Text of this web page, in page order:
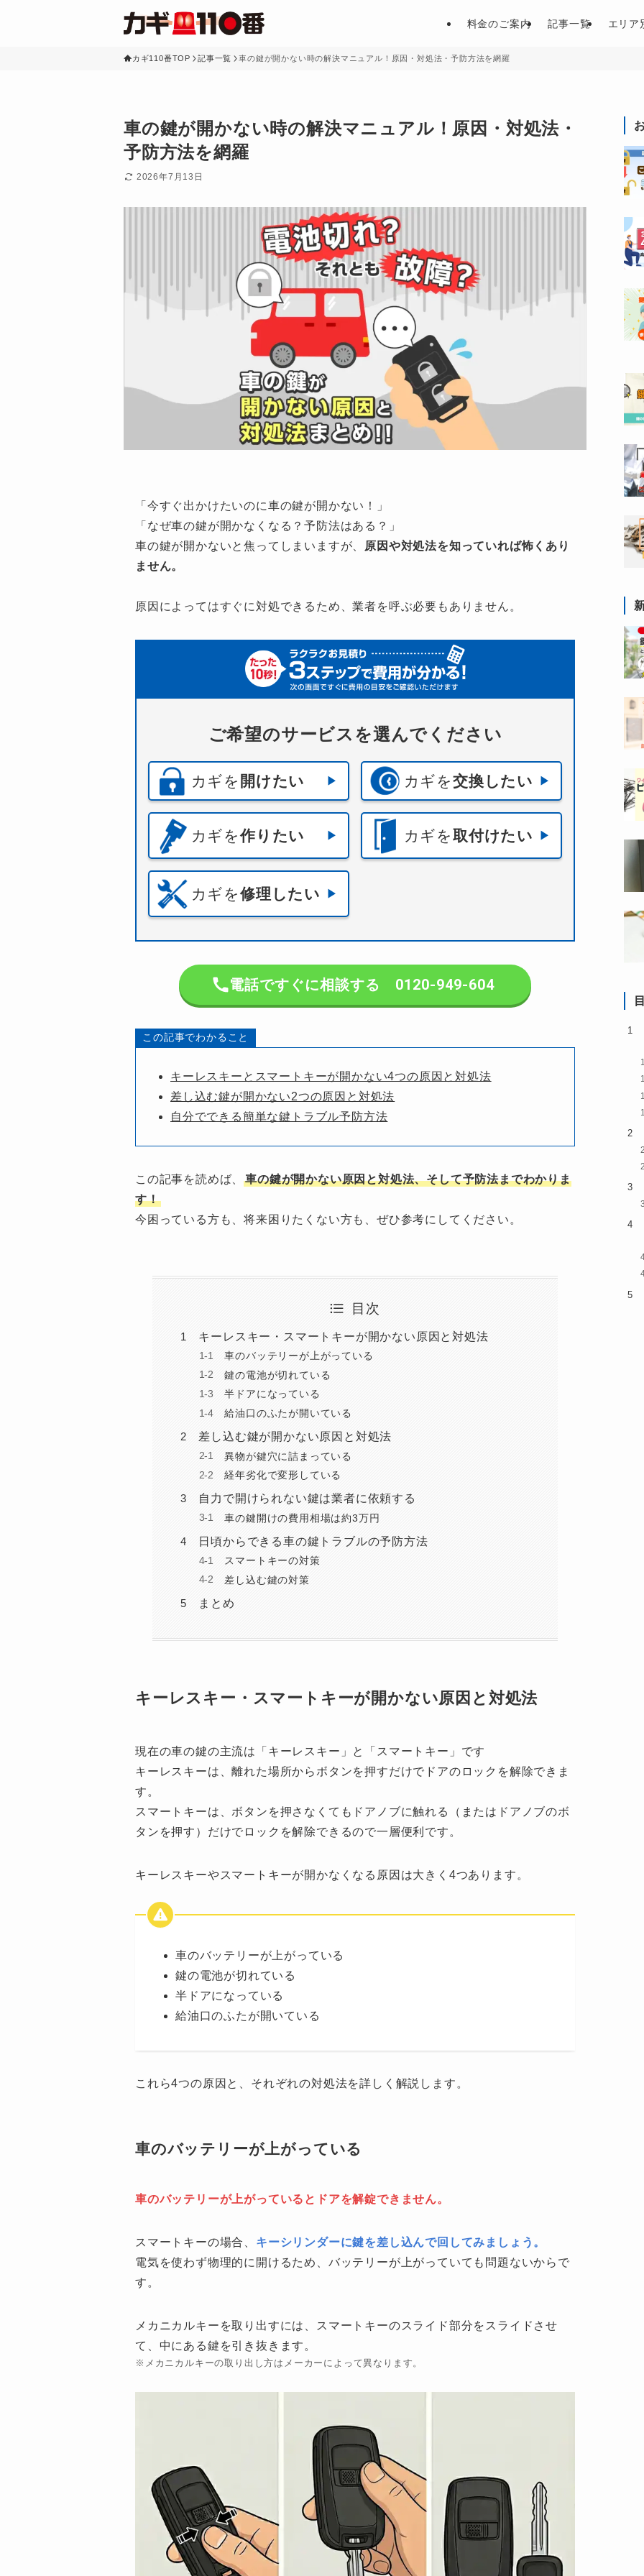
料金のご案内 記事一覧 エリア
カギ110番TOP 記事一覧 車の鍵が開かない時の解決マニュアル！原因・対処法・予防方法を網羅
車の鍵が開かない時の解決マニュアル！原因・対処法・
予防方法を網羅
2026年7月13日
「今すぐ出かけたいのに車の鍵が開かない！」
「なぜ車の鍵が開かなくなる？予防法はある？」
車の鍵が開かないと焦ってしまいますが、
原因や対処法を知っていれば怖くあり
ません。
原因によってはすぐに対処できるため、業者を呼ぶ必要もありません。
ご希望のサービスを選んでください
カギを 開けたい カギを交換したい
カギを作りたい カギを取付けたい
カギを修理したい
電話ですぐに相談する 0120-949-604
この記事でわかること
キーレスキーとスマートキーが開かない4つの原因と対処法
差し込む鍵が開かない2つの原因と対処法
自分でできる簡単な鍵トラブル予防方法
この記事を読めば、車の鍵が開かない原因と対処法、そして予防法までわかりま
す！
今困っている方も、将来困りたくない方も、ぜひ参考にしてください。
目次
キーレスキー・スマートキーが開かない原因と対処法
車のバッテリーが上がっている
鍵の電池が切れている
半ドアになっている
給油口のふたが開いている
差し込む鍵が開かない原因と対処法
異物が鍵穴に詰まっている
経年劣化で変形している
自力で開けられない鍵は業者に依頼する
車の鍵開けの費用相場は約3万円
日頃からできる車の鍵トラブルの予防方法
スマートキーの対策
差し込む鍵の対策
まとめ
キーレスキー・スマートキーが開かない原因と対処法
現在の車の鍵の主流は「キーレスキー」と「スマートキー」です
キーレスキーは、離れた場所からボタンを押すだけでドアのロックを解除できま
す。
スマートキーは、ボタンを押さなくてもドアノブに触れる（またはドアノブのボ
タンを押す）だけでロックを解除できるので一層便利です。
キーレスキーやスマートキーが開かなくなる原因は大きく4つあります。
車のバッテリーが上がっている
鍵の電池が切れている
半ドアになっている
給油口のふたが開いている
これら4つの原因と、それぞれの対処法を詳しく解説します。
車のバッテリーが上がっている
車のバッテリーが上がっているとドアを解錠できません。
スマートキーの場合、 キーシリンダーに鍵を差し込んで回してみましょう。
電気を使わず物理的に開けるため、バッテリーが上がっていても問題ないからで
す。
メカニカルキーを取り出すには、スマートキーのスライド部分をスライドさせ
て、中にある鍵を引き抜きます。
※メカニカルキーの取り出し方はメーカーによって異なります。